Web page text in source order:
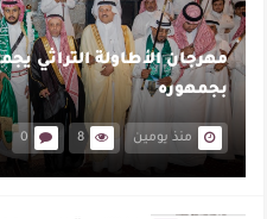
مهرجان الأطاولة التراثي
بجمهوره
منذ يومين 8
0